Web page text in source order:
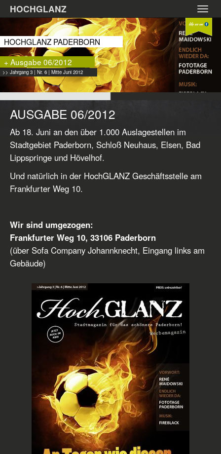
Zum
Hauptinhalt
HOCHGLANZ
HOCHGLANZ PADERBORN
+ Ausgabe 06/2012
>> Jahrgang 3 | Nr. 6 | Mitte Juni 2012
AUSGABE 06/2012
Ab 18. Juni an den über 1.000 Auslagestellen im
Stadtgebiet Paderborn, Schloß Neuhaus, Elsen, Bad
Lippspringe und Hövelhof.
Und natürlich in der HochGLANZ Geschäftsstelle am
Frankfurter Weg 10.
Wir sind umgezogen:
Frankfurter Weg 10, 33106 Paderborn
(über Sofa Company Johannknecht, Eingang links am
Gebäude)